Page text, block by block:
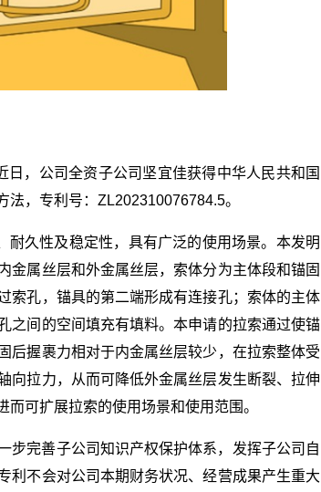
，公司全资子公司坚宜佳获得中华人民共和国
，专利号：ZL202310076784.5。
耐久性及稳定性，具有广泛的使用场景。本发明
金属丝层和外金属丝层，索体分为主体段和锚固
索孔，锚具的第二端形成有连接孔；索体的主体
之间的空间填充有填料。本申请的拉索通过使锚
后握裹力相对于内金属丝层较少，在拉索整体受
向拉力，从而可降低外金属丝层发生断裂、拉伸
可扩展拉索的使用场景和使用范围。
步完善子公司知识产权保护体系，发挥子公司自
利不会对公司本期财务状况、经营成果产生重大